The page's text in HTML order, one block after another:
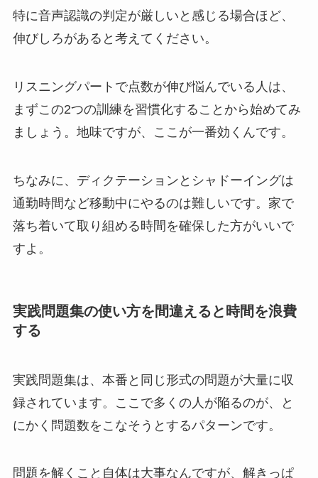
特に音声認識の判定が厳しいと感じる場合ほど、
伸びしろがあると考えてください。
リスニングパートで点数が伸び悩んでいる人は、
まずこの2つの訓練を習慣化することから始めてみ
ましょう。地味ですが、ここが一番効くんです。
ちなみに、ディクテーションとシャドーイングは
通勤時間など移動中にやるのは難しいです。家で
落ち着いて取り組める時間を確保した方がいいで
すよ。
実践問題集の使い方を間違えると時間を浪費
する
実践問題集は、本番と同じ形式の問題が大量に収
録されています。ここで多くの人が陥るのが、と
にかく問題数をこなそうとするパターンです。
問題を解くこと自体は大事なんですが、解きっぱ